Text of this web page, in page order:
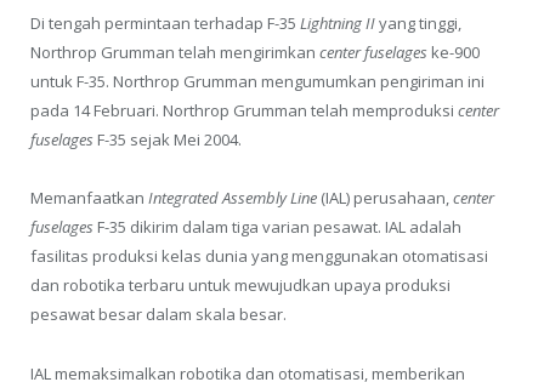
Di tengah permintaan terhadap F-35 Lightning IIyang tinggi,
Northrop Grumman telah mengirimkan center fuselages ke-900
untuk F-35. Northrop Grumman mengumumkan pengiriman ini
pada 14 Februari. Northrop Grumman telah memproduksi center
fuselages F-35 sejak Mei 2004.
Memanfaatkan Integrated Assembly Line (IAL) perusahaan,center
fuselages F-35 dikirim dalam tiga varian pesawat. IAL adalah
fasilitas produksi kelas dunia yang menggunakan otomatisasi
dan robotika terbaru untuk mewujudkan upaya produksi
pesawat besar dalam skala besar.
IAL memaksimalkan robotika dan otomatisasi, memberikan